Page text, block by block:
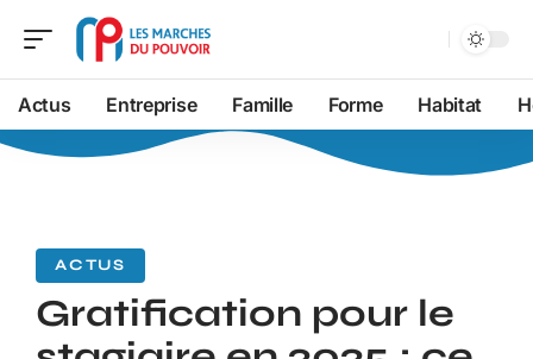
Actus Entreprise Famille Forme Habitat
ACTUS
Gratification pour le